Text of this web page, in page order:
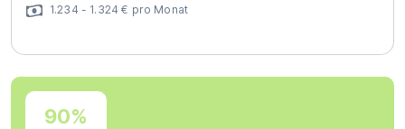
1.234 - 1.324 € pro Monat
90%